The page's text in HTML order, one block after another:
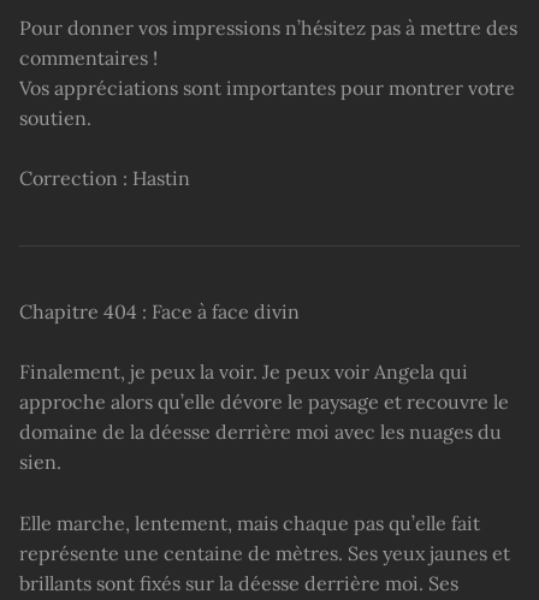
Pour donner vos impressions n’hésitez pas à mettre des
commentaires !
Vos appréciations sont importantes pour montrer votre
soutien.
Correction : Hastin
Chapitre 404 : Face à face divin
Finalement, je peux la voir. Je peux voir Angela qui
approche alors qu’elle dévore le paysage et recouvre le
domaine de la déesse derrière moi avec les nuages du
sien.
Elle marche, lentement, mais chaque pas qu’elle fait
représente une centaine de mètres. Ses yeux jaunes et
brillants sont fixés sur la déesse derrière moi. Ses